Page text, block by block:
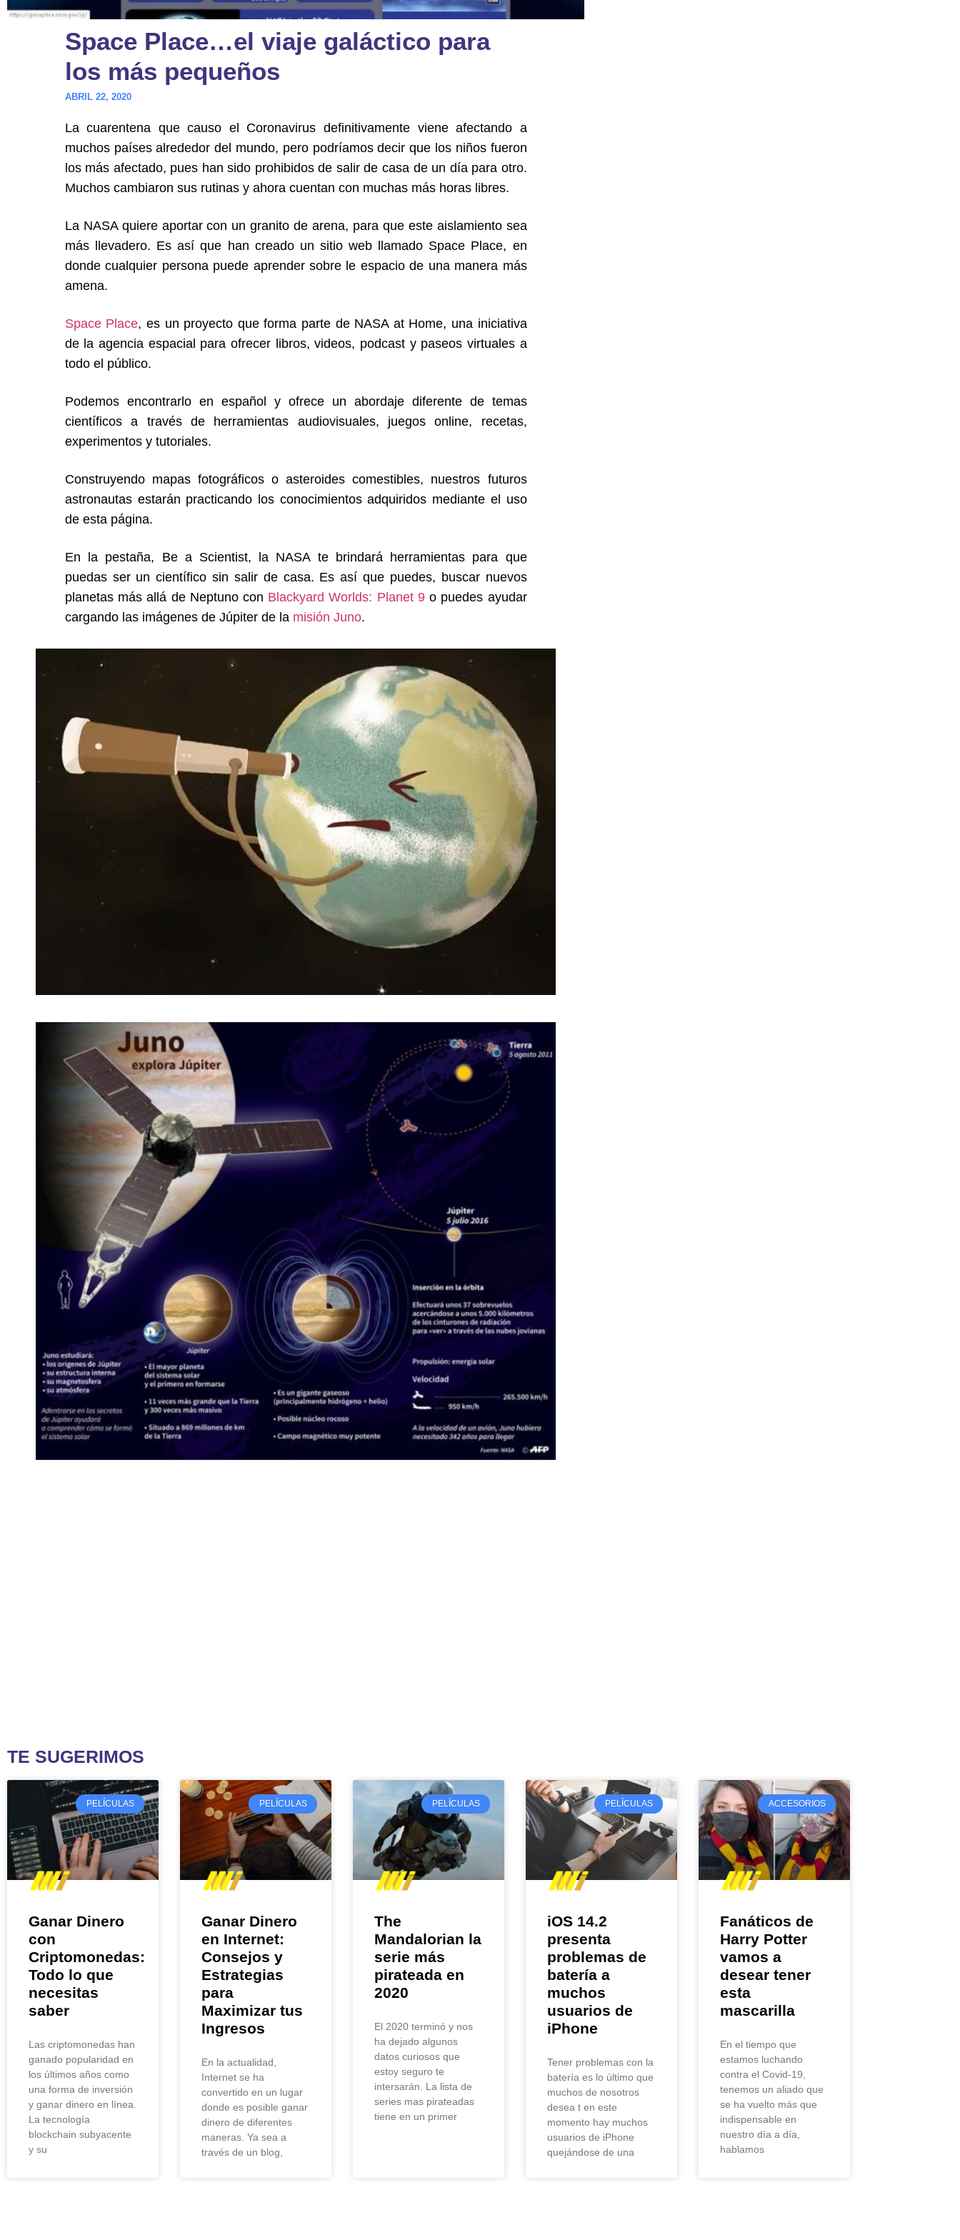
Space Place…el viaje galáctico para
los más pequeños
ABRIL 22, 2020
La cuarentena que causo el Coronavirus definitivamente viene afectando a
muchos países alrededor del mundo, pero podríamos decir que los niños fueron
los más afectado, pues han sido prohibidos de salir de casa de un día para otro.
Muchos cambiaron sus rutinas y ahora cuentan con muchas más horas libres.
La NASA quiere aportar con un granito de arena, para que este aislamiento sea
más llevadero. Es así que han creado un sitio web llamado Space Place, en
donde cualquier persona puede aprender sobre le espacio de una manera más
amena.
Space Place, es un proyecto que forma parte de NASA at Home, una iniciativa
de la agencia espacial para ofrecer libros, videos, podcast y paseos virtuales a
todo el público.
Podemos encontrarlo en español y ofrece un abordaje diferente de temas
científicos a través de herramientas audiovisuales, juegos online, recetas,
experimentos y tutoriales.
Construyendo mapas fotográficos o asteroides comestibles, nuestros futuros
astronautas estarán practicando los conocimientos adquiridos mediante el uso
de esta página.
En la pestaña, Be a Scientist, la NASA te brindará herramientas para que
puedas ser un científico sin salir de casa. Es así que puedes, buscar nuevos
planetas más allá de Neptuno con Blackyard Worlds: Planet 9o puedes ayudar
cargando las imágenes de Júpiter de la misión Juno.
TE SUGERIMOS
PELÍCULAS
Ganar Dinero
con
Criptomonedas:
Todo lo que
necesitas
saber
Las criptomonedas han
ganado popularidad en
los últimos años como
una forma de inversión
y ganar dinero en línea.
La tecnología
blockchain subyacente
y su
PELÍCULAS
Ganar Dinero
en Internet:
Consejos y
Estrategias
para
Maximizar tus
Ingresos
En la actualidad,
Internet se ha
convertido en un lugar
donde es posible ganar
dinero de diferentes
maneras. Ya sea a
través de un blog,
PELÍCULAS
The
Mandalorian la
serie más
pirateada en
2020
El 2020 terminó y nos
ha dejado algunos
datos curiosos que
estoy seguro te
intersarán. La lista de
series mas pirateadas
tiene en un primer
PELÍCULAS
iOS 14.2
presenta
problemas de
batería a
muchos
usuarios de
iPhone
Tener problemas con la
batería es lo último que
muchos de nosotros
desea t en este
momento hay muchos
usuarios de iPhone
quejándose de una
ACCESORIOS
Fanáticos de
Harry Potter
vamos a
desear tener
esta
mascarilla
En el tiempo que
estamos luchando
contra el Covid-19,
tenemos un aliado que
se ha vuelto más que
indispensable en
nuestro día a día,
hablamos